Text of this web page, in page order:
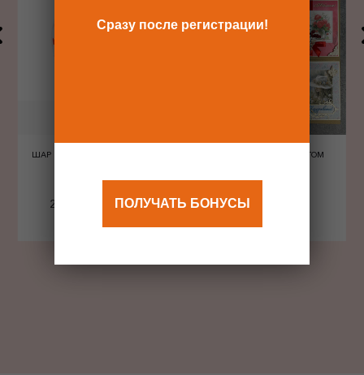
ШАР ШЕЛКОГРАФИЯ СЕРДЦА
240 Р
ОТКРЫТКА С КОНВЕРТОМ
480 Р
Сразу после регистрации!
ПОЛУЧАТЬ БОНУСЫ